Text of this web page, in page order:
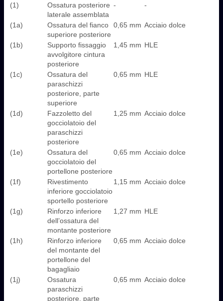
(1)
Ossatura posteriore
laterale assemblata
- -
(1a)
Ossatura del fianco
superiore posteriore
0,65 mm Acciaio dolce
(1b)
Supporto fissaggio
avvolgitore cintura
posteriore
1,45 mm HLE
(1c)
Ossatura del
paraschizzi
posteriore, parte
superiore
0,65 mm HLE
(1d)
Fazzoletto del
gocciolatoio del
paraschizzi
posteriore
1,25 mm Acciaio dolce
(1e)
Ossatura del
gocciolatoio del
portellone posteriore
0,65 mm Acciaio dolce
(1f)
Rivestimento
inferiore gocciolatoio
sportello posteriore
1,15 mm Acciaio dolce
(1g)
Rinforzo inferiore
dell’ossatura del
montante posteriore
1,27 mm HLE
(1h)
Rinforzo inferiore
del montante del
portellone del
bagagliaio
0,65 mm Acciaio dolce
(1j)
Ossatura
paraschizzi
posteriore, parte
0,65 mm Acciaio dolce